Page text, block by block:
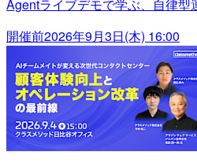
Agentライブデモで学ぶ、自律型
開催前2026年9月3日(木) 16:00